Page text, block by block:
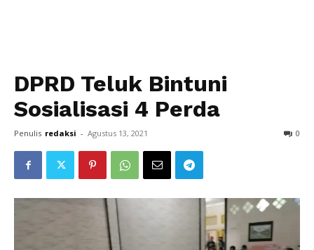
DPRD Teluk Bintuni
Sosialisasi 4 Perda
Penulis redaksi - Agustus 13, 2021 0